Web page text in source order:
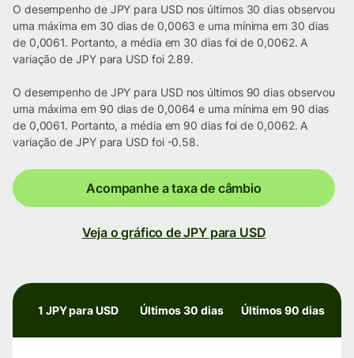
O desempenho de JPY para USD nos últimos 30 dias observou
uma máxima em 30 dias de 0,0063 e uma mínima em 30 dias
de 0,0061. Portanto, a média em 30 dias foi de 0,0062. A
variação de JPY para USD foi 2.89.
O desempenho de JPY para USD nos últimos 90 dias observou
uma máxima em 90 dias de 0,0064 e uma mínima em 90 dias
de 0,0061. Portanto, a média em 90 dias foi de 0,0062. A
variação de JPY para USD foi -0.58.
Acompanhe a taxa de câmbio
Veja o gráfico de JPY para USD
1 JPY para USD Últimos 30 dias Últimos 90 dias